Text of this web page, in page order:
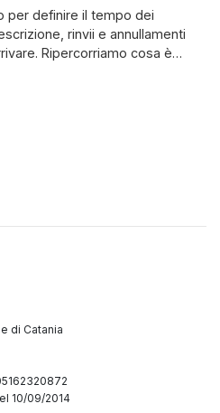
per definire il tempo dei
rinvii e annullamenti
Ripercorriamo cosa è
e Istituzioni Dopo la sentenza
di Catania
10/09/2014